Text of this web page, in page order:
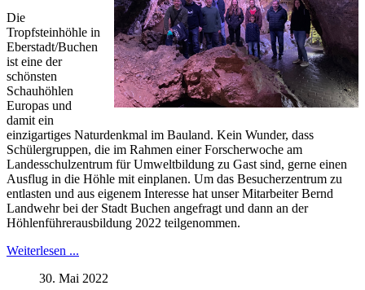
Die
Tropfsteinhöhle in
Eberstadt/Buchen
ist eine der
schönsten
Schauhöhlen
Europas und
damit ein
einzigartiges Naturdenkmal im Bauland. Kein Wunder, dass
Schülergruppen, die im Rahmen einer Forscherwoche am
Landesschulzentrum für Umweltbildung zu Gast sind, gerne einen
Ausflug in die Höhle mit einplanen. Um das Besucherzentrum zu
entlasten und aus eigenem Interesse hat unser Mitarbeiter Bernd
Landwehr bei der Stadt Buchen angefragt und dann an der
Höhlenführerausbildung 2022 teilgenommen.
Weiterlesen ...
30. Mai 2022